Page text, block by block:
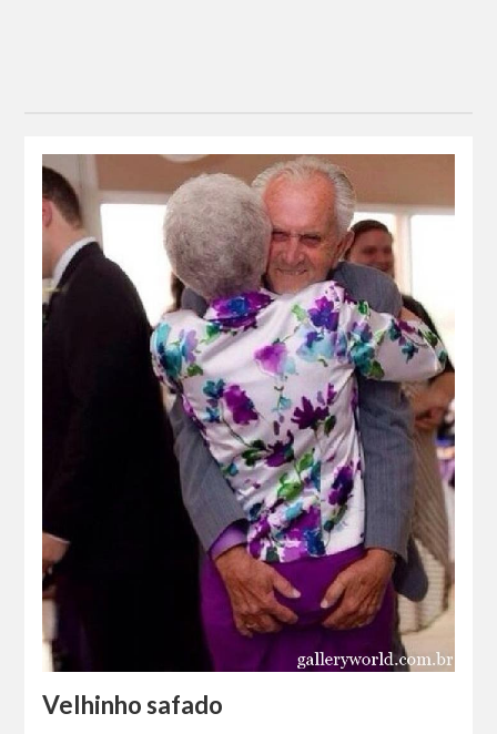
Velhinho safado